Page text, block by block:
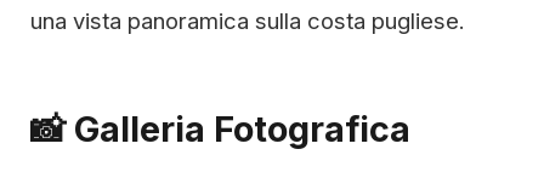
una vista panoramica sulla costa pugliese.
📸 Galleria Fotografica